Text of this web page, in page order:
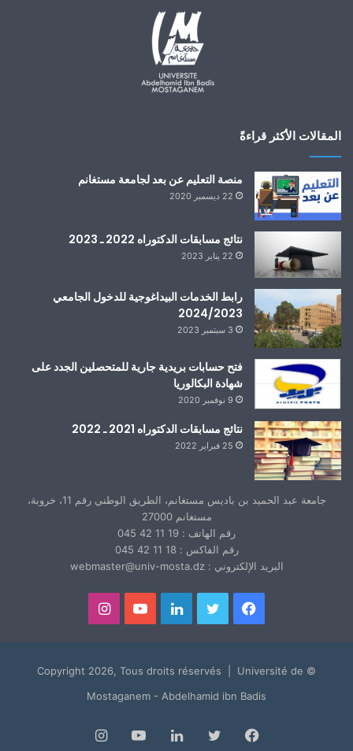
المقالات الأكثر قراءةً
منصة التعليم عن بعد لجامعة مستغانم
22 ديسمبر 2020
نتائج مسابقات الدكتوراه 2022 ـ 2023
22 يناير 2023
رابط الخدمات البيداغوجية للدخول الجامعي
2024/2023
3 سبتمبر 2023
فتح حسابات بريدية جارية للمتحصلين الجدد على
شهادة البكالوريا
9 نوفمبر 2020
نتائج مسابقات الدكتوراه 2021 ـ 2022
25 فبراير 2022
جامعة عبد الحميد بن باديس مستغانم، الطريق الوطني رقم 11، خروبة،
مستغانم 27000
رقم الهاتف : 19 11 42 045
رقم الفاكس : 18 11 42 045
البريد الإلكتروني : webmaster@univ-mosta.dz
فيسبوك تويتر لينكدإنيوتيوبانستقرام
© Copyright 2026, Tous droits réservés | Université de
Mostaganem - Abdelhamid ibn Badis
فيسبوك تويتر لينكدإنيوتيوبانستقرام